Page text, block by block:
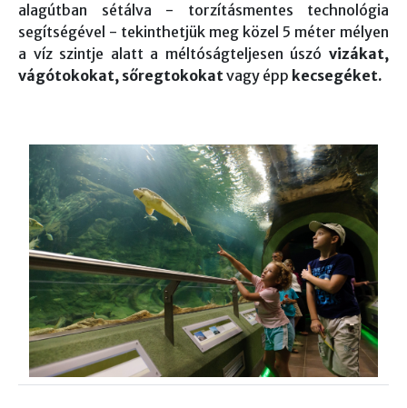
alagútban sétálva - torzításmentes technológia
segítségével - tekinthetjük meg közel 5 méter mélyen
a víz szintje alatt a méltóságteljesen úszó vizákat,
vágótokokat, sőregtokokatvagy épp kecsegéket.